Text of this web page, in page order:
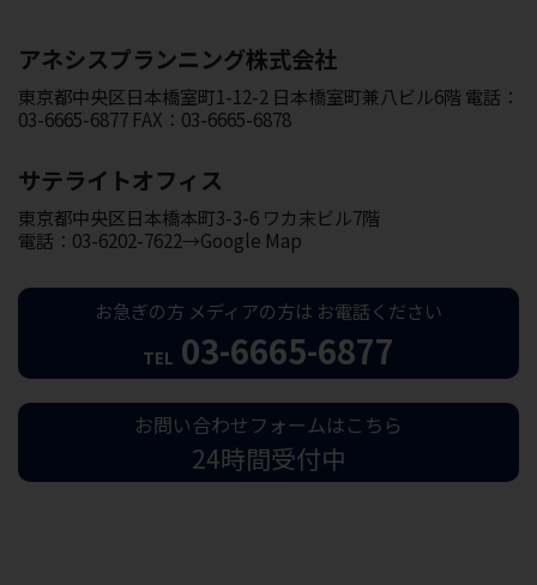
アネシスプランニング株式会社
東京都中央区日本橋室町1-12-2 日本橋室町兼八ビル6階 電話：
03-6665-6877 FAX：03-6665-6878
サテライトオフィス
東京都中央区日本橋本町3-3-6 ワカ末ビル7階
電話：03-6202-7622→Google Map
お急ぎの方 メディアの方は お電話ください
TEL 03-6665-6877
お問い合わせフォームはこちら
24時間受付中